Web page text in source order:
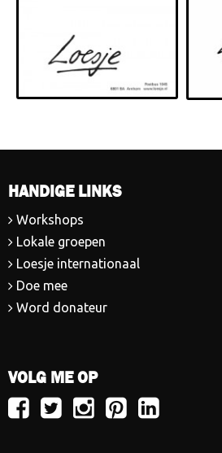
HANDIGE LINKS
Workshops
Lokale groepen
Loesje internationaal
Doe mee
Word donateur
VOLG ME OP
VolgVolgVolgVolgVolg